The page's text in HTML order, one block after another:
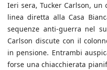
Ieri sera, Tucker Carlson, un
linea diretta alla Casa
sequenze anti-guerra nel
Carlson discute con il
in pensione. Entrambi
forse una chiacchierata